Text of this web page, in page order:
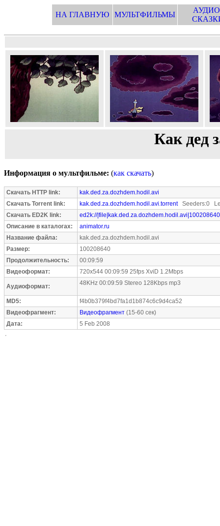
НА ГЛАВНУЮ МУЛЬТФИЛЬМЫ
Как дед
Информация о мультфильме: (как скачать)
Скачать HTTP link:
kak.ded.za.dozhdem.hodil.avi
Скачать Torrent link:
kak.ded.za.dozhdem.hodil.avi.torrentSeeders:0
Скачать ED2K link:
ed2k://
Описание в каталогах:
animator.ru
Название файла:
kak.ded.za.dozhdem.hodil.avi
Размер:
100208640
Продолжительность:
00:09:59
Видеоформат:
720x544 00:09:59 25fps XviD 1.2Mbps
Аудиоформат: 48KHz 00:09:59 Stereo 128Kbps mp3
MD5:
f4b0b379f4bd7fa1d1b874c6c9d4ca52
Видеофрагмент:
Видеофрагмент (15-60 сек)
Дата:
5 Feb 2008